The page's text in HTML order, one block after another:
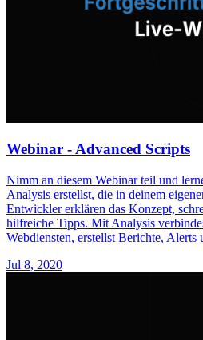
Webinar - Advanced Scripts
Nimm an diesem Webinar teil und
Analysis erstellst, die in deinem
Entwickler erklären das Konzept,
hilfreiche Tipps. Mit Analysis
Webdiensten, erstellst Berichte, Alerts
Jul 8, 2020